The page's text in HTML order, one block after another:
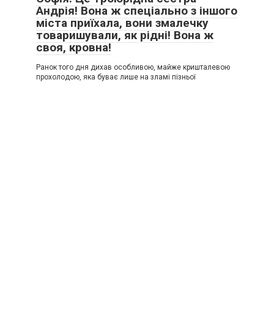
Андрія! Вона ж спеціально з іншого
міста приїхала, вони змалечку
товаришували, як рідні! Вона ж
своя, кровна!
Ранок того дня дихав особливою, майже кришталевою
прохолодою, яка буває лише на зламі пізньої